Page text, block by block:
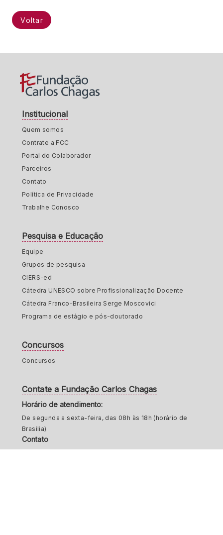
Voltar
Institucional
Quem somos
Contrate a FCC
Portal do Colaborador
Parceiros
Contato
Política de Privacidade
Trabalhe Conosco
Pesquisa e Educação
Equipe
Grupos de pesquisa
CIERS-ed
Cátedra UNESCO sobre Profissionalização Docente
Cátedra Franco-Brasileira Serge Moscovici
Programa de estágio e pós-doutorado
Concursos
Concursos
Contate a Fundação Carlos Chagas
Horário de atendimento:
De segunda a sexta-feira, das 08h às 18h (horário de
Brasilia)
Contato